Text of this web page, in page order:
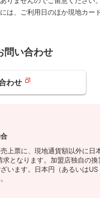
は、ご利用日のほか現地カー
問い合わせ
わせ
上票に、現地通貨額以外に
求となります。加盟店独自の
います。日本円（あるいは